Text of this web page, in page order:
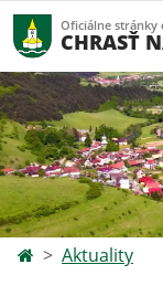
Oficiálne stránky
CHRASŤ
Aktuality